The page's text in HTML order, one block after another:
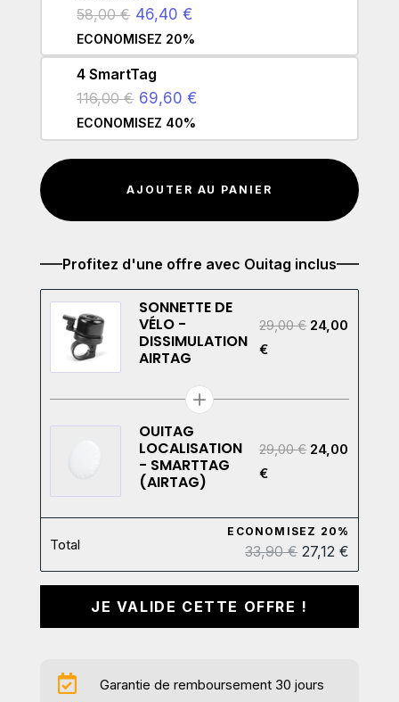
58,00 € 46,40 €
ECONOMISEZ 20%
4 SmartTag
116,00 € 69,60 €
ECONOMISEZ 40%
AJOUTER AU PANIER
Profitez d'une offre avec Ouitag inclus
SONNETTE DE
VÉLO -
DISSIMULATION
AIRTAG
29,00€ 24,00
€
OUITAG
LOCALISATION
- SMARTTAG
(AIRTAG)
29,00€ 24,00
€
Total
ECONOMISEZ 20%
33,90 € 27,12 €
JE VALIDE CETTE OFFRE !
 Garantie de remboursement 30 jours